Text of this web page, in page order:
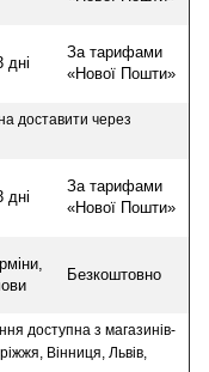
дні
За тарифами
«Нової Пошти»
доставити через
дні
За тарифами
«Нової Пошти»
Безкоштовно
доступна з магазинів-
Вінниця, Львів,